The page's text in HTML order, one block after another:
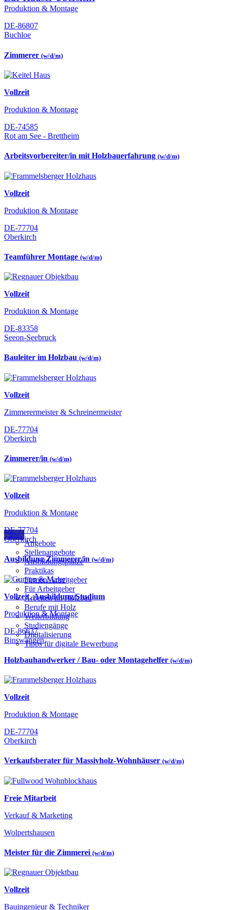
Jobs
Angebote
Stellenangebote
Ausbildungsplätze
Praktikas
Firmen/Arbeitgeber
Für Arbeitgeber
Arbeiten im Holzbau
Berufe mit Holz
Weiterbildung
Studiengänge
Digitalisierung
Tipps für digitale Bewerbung
Produktion & Montage
DE-86807
Buchloe
Zimmerer (w/d/m)
Vollzeit
Produktion & Montage
DE-74585
Rot am See - Brettheim
Arbeitsvorbereiter/in mit Holzbauerfahrung (w/d/m)
Vollzeit
Produktion & Montage
DE-77704
Oberkirch
Teamführer Montage (w/d/m)
Vollzeit
Produktion & Montage
DE-83358
Seeon-Seebruck
Bauleiter im Holzbau (w/d/m)
Vollzeit
Zimmerermeister & Schreinermeister
DE-77704
Oberkirch
Zimmerer/in (w/d/m)
Vollzeit
Produktion & Montage
DE-77704
Oberkirch
Ausbildung Zimmerer/in (w/d/m)
Vollzeit,Ausbildung/Studium
Produktion & Montage
DE-86637
Binswangen
Holzbauhandwerker / Bau- oder Montagehelfer (w/d/m)
Vollzeit
Produktion & Montage
DE-77704
Oberkirch
Verkaufsberater für Massivholz-Wohnhäuser (w/d/m)
Freie Mitarbeit
Verkauf & Marketing
Wolpertshausen
Meister für die Zimmerei (w/d/m)
Vollzeit
Bauingenieur & Techniker